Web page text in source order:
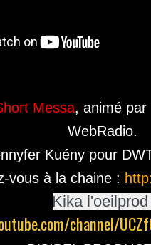
Messa, animé
WebRadio.
Kuény pour
vous à la chaine :
channel/